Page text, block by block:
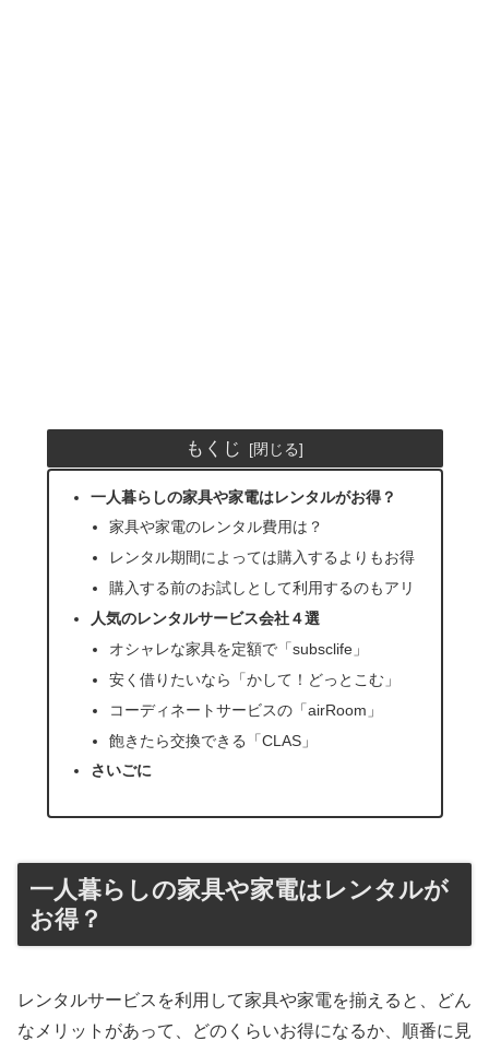
もくじ
一人暮らしの家具や家電はレンタルがお得？
家具や家電のレンタル費用は？
レンタル期間によっては購入するよりもお得
購入する前のお試しとして利用するのもアリ
人気のレンタルサービス会社４選
オシャレな家具を定額で「subsclife」
安く借りたいなら「かして！どっとこむ」
コーディネートサービスの「airRoom」
飽きたら交換できる「CLAS」
さいごに
一人暮らしの家具や家電はレンタルが
お得？
レンタルサービスを利用して家具や家電を揃えると、どん
なメリットがあって、どのくらいお得になるか、順番に見